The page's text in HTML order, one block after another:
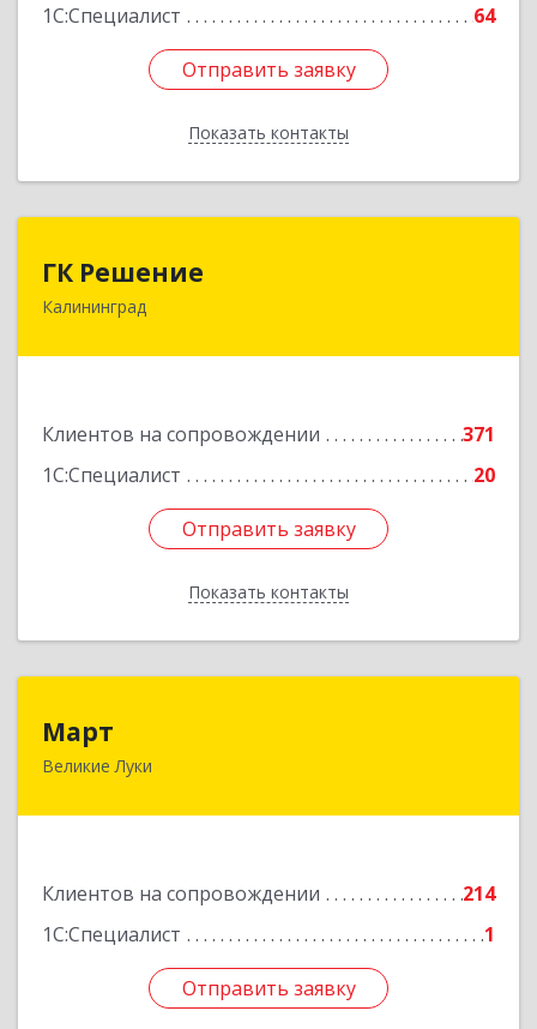
1С:Специалист
64
Отправить заявку
Показать контакты
Отправить заявку
Назад
ГК Решение
Калининград
Клиентов на сопровождении
371
1С:Специалист
20
Отправить заявку
Показать контакты
236038, Калининградская обл, Калининград г,
Отправить заявку
Назад
Март
Великие Луки
Клиентов на сопровождении
214
1С:Специалист
1
Отправить заявку
182113, Псковская обл, Великие Луки г,
Отправить заявку